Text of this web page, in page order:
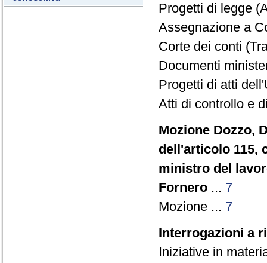
Progetti di legge
Assegnazione a
Corte dei conti
Documenti
Progetti di atti
Atti di controllo e
Mozione Dozzo,
dell'articolo 115,
ministro del
Fornero ... 7
Mozione ... 7
Interrogazioni a
Iniziative in